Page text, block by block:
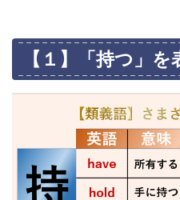
【１】「持つ」